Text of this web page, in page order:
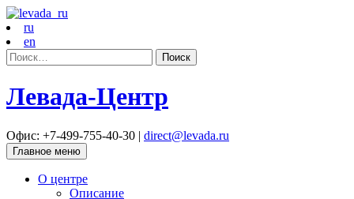
ru
en
Найти:
Левада-Центр
Офис: +7-499-755-40-30 | direct@levada.ru
Главное меню
О центре
Описание